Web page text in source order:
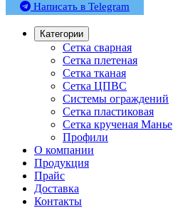
Написать в Telegram
Категории
Сетка сварная
Сетка плетеная
Сетка тканая
Сетка ЦПВС
Системы ограждений
Сетка пластиковая
Сетка крученая Манье
Профили
О компании
Продукция
Прайс
Доставка
Контакты